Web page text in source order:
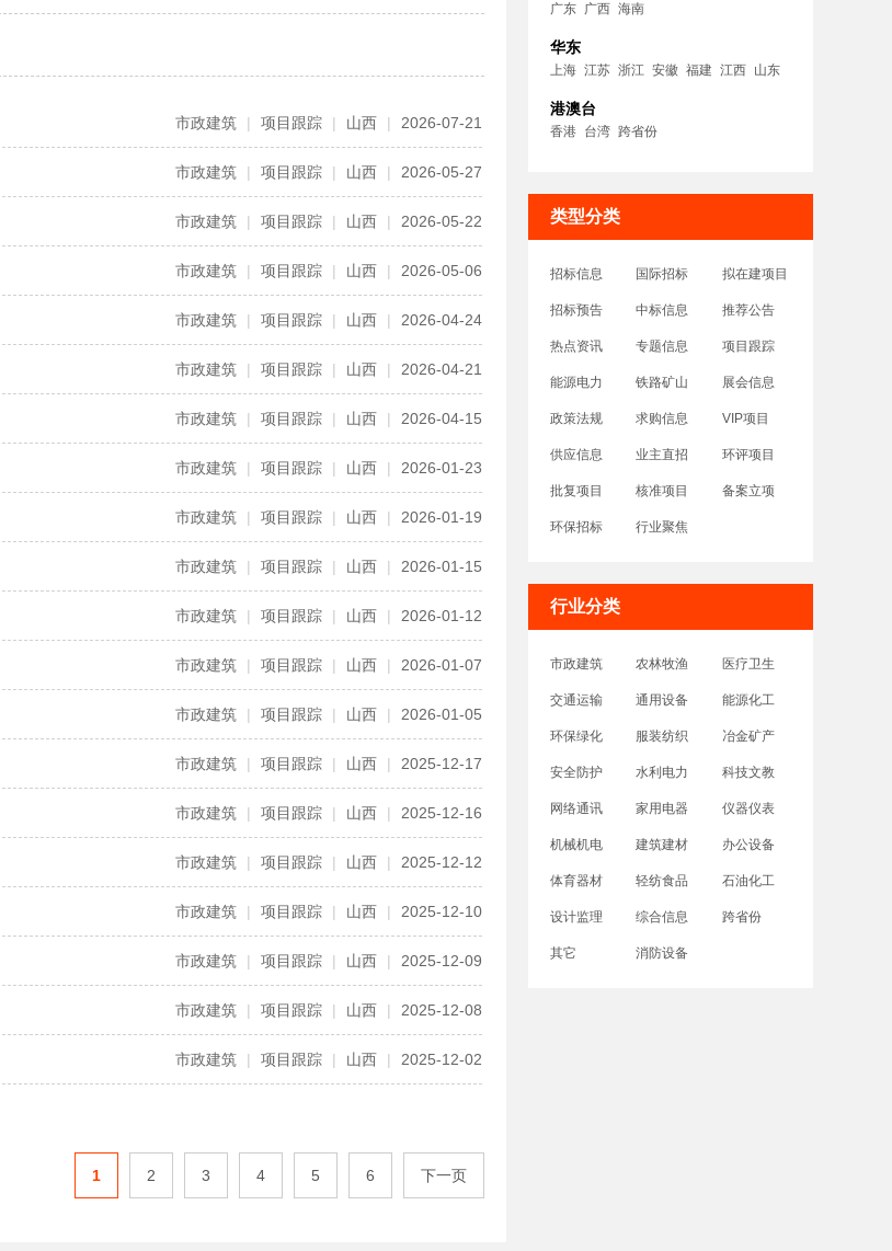
市政建筑 | 项目跟踪 | 山西 | 2026-07-21
市政建筑 | 项目跟踪 | 山西 | 2026-05-27
市政建筑 | 项目跟踪 | 山西 | 2026-05-22
市政建筑 | 项目跟踪 | 山西 | 2026-05-06
市政建筑 | 项目跟踪 | 山西 | 2026-04-24
市政建筑 | 项目跟踪 | 山西 | 2026-04-21
市政建筑 | 项目跟踪 | 山西 | 2026-04-15
市政建筑 | 项目跟踪 | 山西 | 2026-01-23
市政建筑 | 项目跟踪 | 山西 | 2026-01-19
市政建筑 | 项目跟踪 | 山西 | 2026-01-15
市政建筑 | 项目跟踪 | 山西 | 2026-01-12
市政建筑 | 项目跟踪 | 山西 | 2026-01-07
市政建筑 | 项目跟踪 | 山西 | 2026-01-05
市政建筑 | 项目跟踪 | 山西 | 2025-12-17
市政建筑 | 项目跟踪 | 山西 | 2025-12-16
市政建筑 | 项目跟踪 | 山西 | 2025-12-12
市政建筑 | 项目跟踪 | 山西 | 2025-12-10
市政建筑 | 项目跟踪 | 山西 | 2025-12-09
市政建筑 | 项目跟踪 | 山西 | 2025-12-08
市政建筑 | 项目跟踪 | 山西 | 2025-12-02
1 2 3 4 5 6 下一页
广东 广西 海南
华东
上海 江苏 浙江 安徽 福建 江西 山东
港澳台
香港 台湾 跨省份
类型分类
招标信息 国际招标 拟在建项目
招标预告 中标信息 推荐公告
热点资讯 专题信息 项目跟踪
能源电力 铁路矿山 展会信息
政策法规 求购信息 VIP项目
供应信息 业主直招 环评项目
批复项目 核准项目 备案立项
环保招标 行业聚焦
行业分类
市政建筑 农林牧渔 医疗卫生
交通运输 通用设备 能源化工
环保绿化 服装纺织 冶金矿产
安全防护 水利电力 科技文教
网络通讯 家用电器 仪器仪表
机械机电 建筑建材 办公设备
体育器材 轻纺食品 石油化工
设计监理 综合信息 跨省份
其它 消防设备